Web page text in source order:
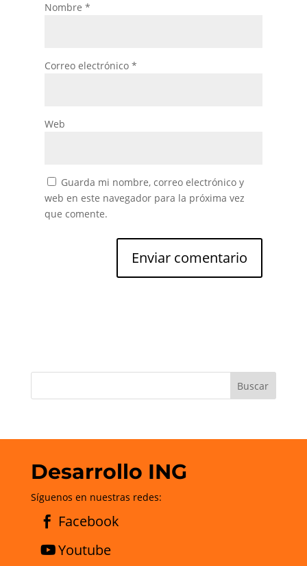
Nombre *
Correo electrónico *
Web
Guarda mi nombre, correo electrónico y
web en este navegador para la próxima vez
que comente.
Desarrollo ING
Síguenos en nuestras redes:
Facebook
Youtube